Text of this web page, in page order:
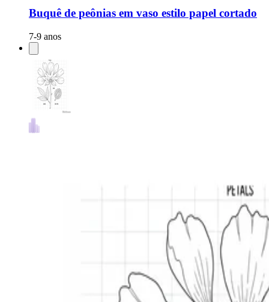
Buquê de peônias em vaso estilo papel cortado
7-9 anos